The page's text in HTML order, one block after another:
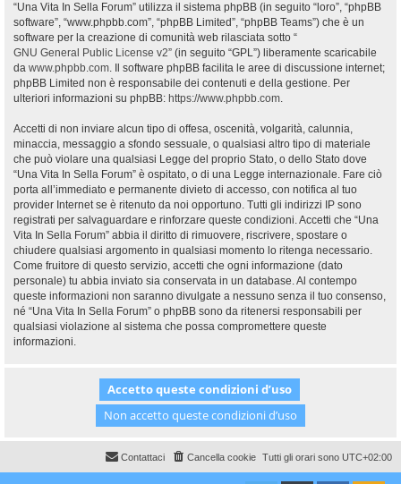
“Una Vita In Sella Forum” utilizza il sistema phpBB (in seguito “loro”, “phpBB
software”, “www.phpbb.com”, “phpBB Limited”, “phpBB Teams”) che è un
software per la creazione di comunità web rilasciata sotto “
GNU General Public License v2” (in seguito “GPL”) liberamente scaricabile
da www.phpbb.com. Il software phpBB facilita le aree di discussione internet;
phpBB Limited non è responsabile dei contenuti e della gestione. Per
ulteriori informazioni su phpBB: https://www.phpbb.com.
Accetti di non inviare alcun tipo di offesa, oscenità, volgarità, calunnia,
minaccia, messaggio a sfondo sessuale, o qualsiasi altro tipo di materiale
che può violare una qualsiasi Legge del proprio Stato, o dello Stato dove
“Una Vita In Sella Forum” è ospitato, o di una Legge internazionale. Fare ciò
porta all’immediato e permanente divieto di accesso, con notifica al tuo
provider Internet se è ritenuto da noi opportuno. Tutti gli indirizzi IP sono
registrati per salvaguardare e rinforzare queste condizioni. Accetti che “Una
Vita In Sella Forum” abbia il diritto di rimuovere, riscrivere, spostare o
chiudere qualsiasi argomento in qualsiasi momento lo ritenga necessario.
Come fruitore di questo servizio, accetti che ogni informazione (dato
personale) tu abbia inviato sia conservata in un database. Al contempo
queste informazioni non saranno divulgate a nessuno senza il tuo consenso,
né “Una Vita In Sella Forum” o phpBB sono da ritenersi responsabili per
qualsiasi violazione al sistema che possa compromettere queste
informazioni.
Tutti gli orari sono UTC+02:00
Cancella cookie
Contattaci